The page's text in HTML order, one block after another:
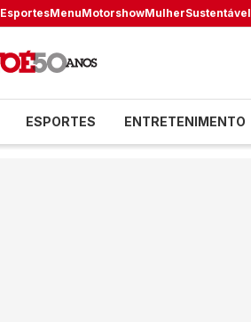
EsportesMenuMotorshowMulherSustentável
ESPORTES ENTRETENIMENTO